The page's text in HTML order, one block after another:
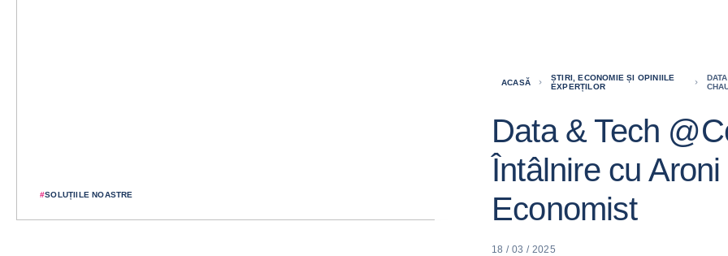
#SOLUȚIILE NOASTRE
ACASĂ
ȘTIRI, ECONOMIE ȘI OPINIILE
EXPERȚILOR
Data & Tech
Întâlnire cu
Economist
18 / 03 / 2025